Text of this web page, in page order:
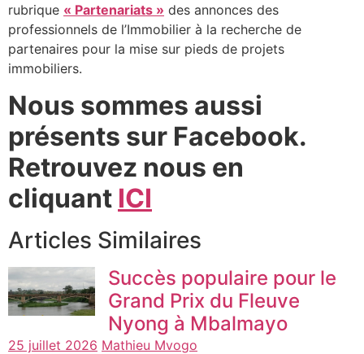
rubrique « Partenariats » des annonces des
professionnels de l’Immobilier à la recherche de
partenaires pour la mise sur pieds de projets
immobiliers.
Nous sommes aussi
présents sur Facebook.
Retrouvez nous en
cliquant ICI
Articles Similaires
Succès populaire pour le
Grand Prix du Fleuve
Nyong à Mbalmayo
25 juillet 2026 Mathieu Mvogo